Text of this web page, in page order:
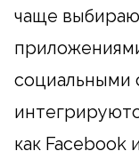
чаще
социальными
как Facebook